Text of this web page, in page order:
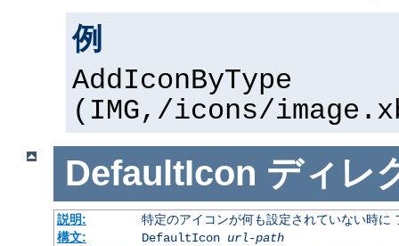
例
AddIconByType
(IMG,/icons/
DefaultIcon ディレ
説明:
特定のアイコンが何も設定されていない時に
構文:
DefaultIcon url-path